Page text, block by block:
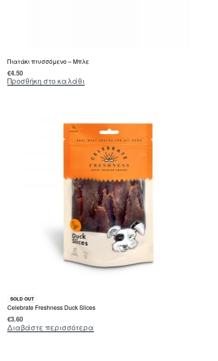
Πιατάκι πτυσσόμενο – Μπλε
€4.50
Προσθήκη στο καλάθι
SOLD OUT
Celebrate Freshness Duck Slices
€3.60
Διαβάστε περισσότερα